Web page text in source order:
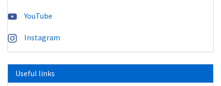
YouTube
Instagram
Useful links